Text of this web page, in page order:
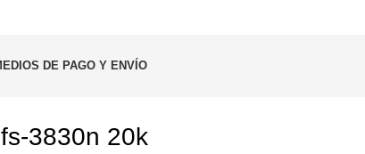
DE PAGO Y ENVÍO
3830n 20k